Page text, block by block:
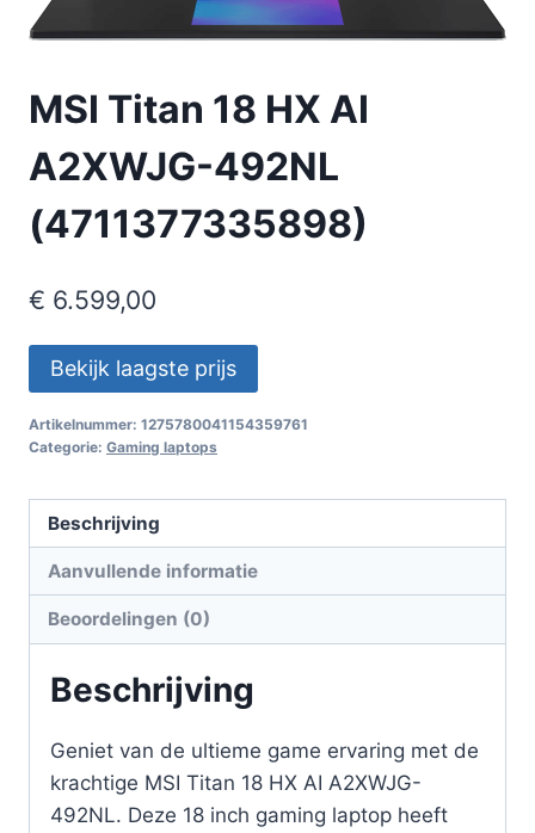
MSI Titan 18 HX AI
A2XWJG-492NL
(4711377335898)
€ 6.599,00
Bekijk laagste prijs
Artikelnummer: 1275780041154359761
Categorie: Gaming laptops
Beschrijving
Aanvullende informatie
Beoordelingen (0)
Beschrijving
Geniet van de ultieme game ervaring met de
krachtige MSI Titan 18 HX AI A2XWJG-
492NL. Deze 18 inch gaming laptop heeft